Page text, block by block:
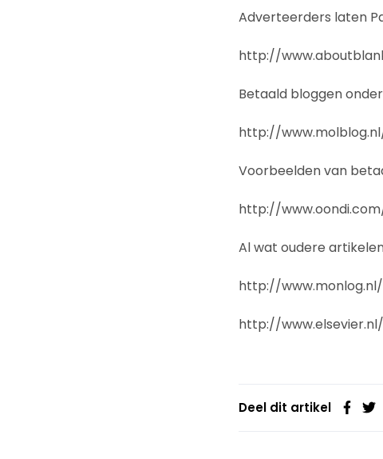
Adverteerders laten
http://
Betaald bloggen
http://
Voorbeelden van
http://
Al wat oudere
http://
http://
Deel dit artikel